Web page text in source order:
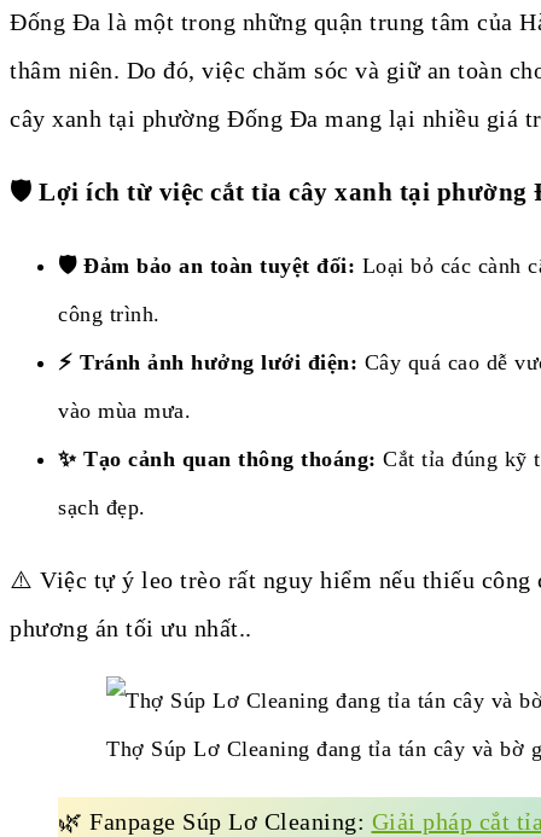
Đống Đa là một trong những quận trung tâm của
thâm niên. Do đó, việc chăm sóc và giữ an toàn
cây xanh tại phường Đống Đa mang lại nhiều giá
🛡️ Lợi ích từ việc cắt tỉa cây xanh tại phường
🛡️ Đảm bảo an toàn tuyệt đối: Loại bỏ các cành
công trình.
⚡ Tránh ảnh hưởng lưới điện: Cây quá cao dễ
vào mùa mưa.
✨ Tạo cảnh quan thông thoáng: Cắt tỉa đúng kỹ
sạch đẹp.
⚠️ Việc tự ý leo trèo rất nguy hiểm nếu thiếu công
phương án tối ưu nhất..
Thợ Súp Lơ Cleaning đang tỉa tán cây và bờ
🌿 Fanpage Súp Lơ Cleaning: Giải pháp cắt